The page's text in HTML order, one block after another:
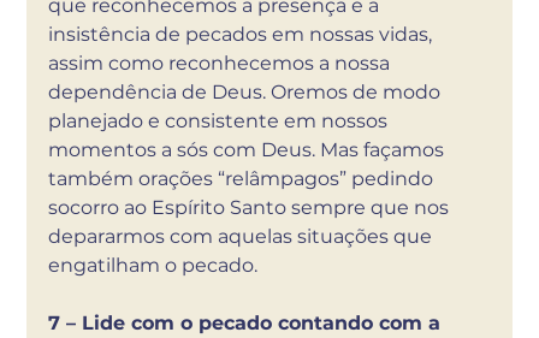
que reconhecemos a presença e a
insistência de pecados em nossas vidas,
assim como reconhecemos a nossa
dependência de Deus. Oremos de modo
planejado e consistente em nossos
momentos a sós com Deus. Mas façamos
também orações “relâmpagos” pedindo
socorro ao Espírito Santo sempre que nos
depararmos com aquelas situações que
engatilham o pecado.
7 – Lide com o pecado contando com a